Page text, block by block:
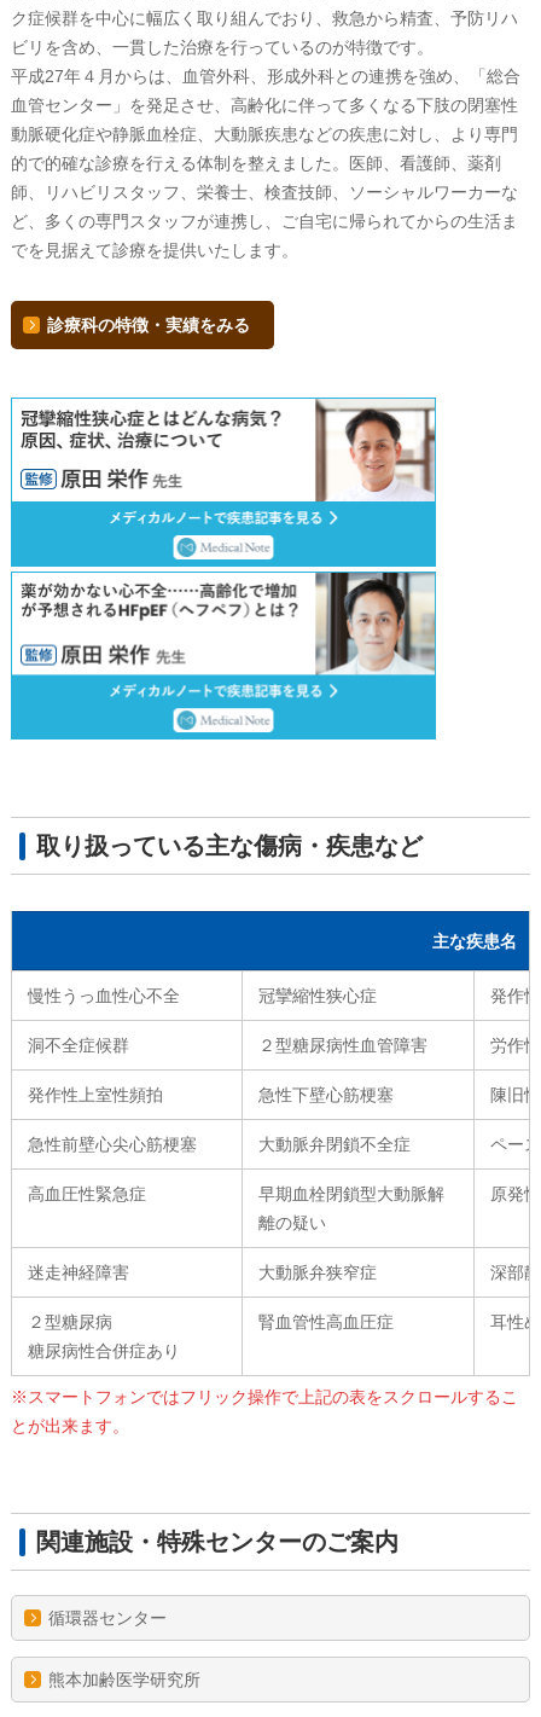
ク症候群を中心に幅広く取り組んでおり、救急から精査、予防リハ
ビリを含め、一貫した治療を行っているのが特徴です。
平成27年４月からは、血管外科、形成外科との連携を強め、「総合
血管センター」を発足させ、⾼齢化に伴って多くなる下肢の閉塞性
動脈硬化症や静脈⾎栓症、⼤動脈疾患などの疾患に対し、より専門
的で的確な診療を行える体制を整えました。医師、看護師、薬剤
師、リハビリスタッフ、栄養士、検査技師、ソーシャルワーカーな
ど、多くの専門スタッフが連携し、ご自宅に帰られてからの生活ま
でを見据えて診療を提供いたします。
診療科の特徴・実績をみる
取り扱っている主な傷病・疾患など
主な疾患名
慢性うっ血性心不全 冠攣縮性狭心症 発作
洞不全症候群 ２型糖尿病性血管障害 労作
発作性上室性頻拍 急性下壁心筋梗塞 陳旧
急性前壁心尖心筋梗塞 大動脈弁閉鎖不全症 ペー
高血圧性緊急症
早期血栓閉鎖型大動脈解
離の疑い
原発
迷走神経障害 大動脈弁狭窄症 深部
２型糖尿病
糖尿病性合併症あり
腎血管性高血圧症 耳性
※スマートフォンではフリック操作で上記の表をスクロールするこ
とが出来ます。
関連施設・特殊センターのご案内
循環器センター
熊本加齢医学研究所